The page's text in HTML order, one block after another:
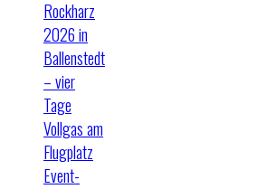
Rockharz
2026 in
Ballenstedt
– vier
Tage
Vollgas am
Flugplatz
Event-